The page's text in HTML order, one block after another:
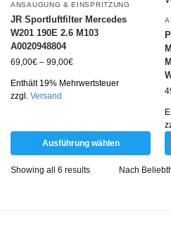
ANSAUGUNG & EINSPRITZUNG
JR Sportluftfilter Mercedes
W201 190E 2.6 M103
A0020948804
69,00€ – 99,00€
Enthält 19% Mehrwertsteuer
zzgl. Versand
Ausführung wählen
Showing all 6 results